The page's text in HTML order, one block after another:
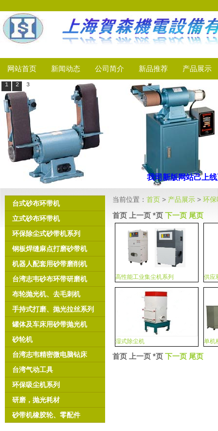
网站首页 新闻动态 公司简介 新品推荐 产品展示
1 2 3
台式砂布环带机
立式砂布环带机
环保除尘式砂带机系列
钢板焊缝麻点打磨砂带机
机器人配套用砂带磨削机
台湾志韦砂布环带研磨机
布轮抛光机、去毛刺机
手持式打磨、抛光拉丝系列
罐体及车床用砂带抛光机
砂轮机
台湾志韦精密微电脑钻床
台湾气动工具
环保吸尘机系列
研磨，抛光耗材
砂带机橡胶轮、零配件
当前位置： 首页 > 产品展示 > 环保
首页 上一页 *页 下一页 尾页
高性能工业集尘机系列 供应
湿式除尘机 单机
首页 上一页 *页 下一页 尾页
我司新版网站己上线